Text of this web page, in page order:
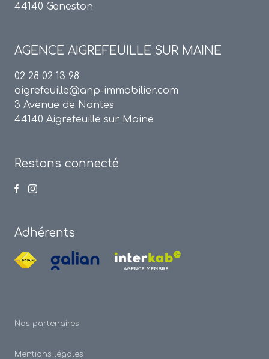
44140 Geneston
AGENCE AIGREFEUILLE SUR MAINE
02 28 02 13 98
aigrefeuille@anp-immobilier.com
3 Avenue de Nantes
44140 Aigrefeuille sur Maine
Restons connecté
Adhérents
Nos partenaires
Mentions légales